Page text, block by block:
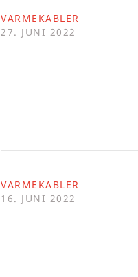
VARMEKABLER
27. JUNI 2022
VARMEKABLER
16. JUNI 2022